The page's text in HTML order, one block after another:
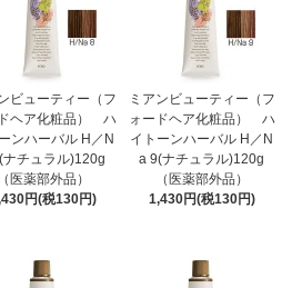
ビューティー（フ
ヘア化粧品） ハ
ンハーバル H／N
ナチュラル)120g
（医薬部外品）
円(税130円)
ミアンビューティー（フ
ォードヘア化粧品） ハ
イトーンハーバル H／N
a 9(ナチュラル)120g
（医薬部外品）
1,430円(税130円)